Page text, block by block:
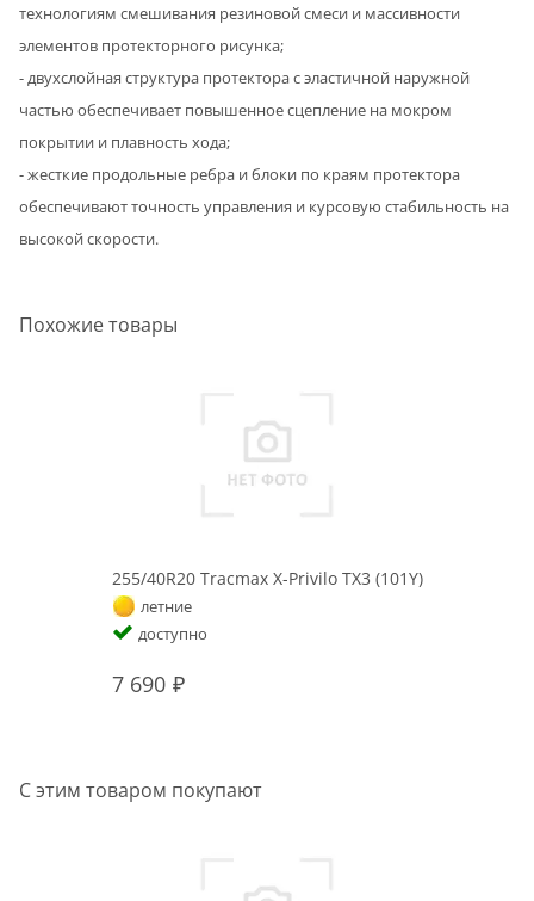
технологиям смешивания резиновой смеси и массивности
элементов протекторного рисунка;
- двухслойная структура протектора с эластичной наружной
частью обеспечивает повышенное сцепление на мокром
покрытии и плавность хода;
- жесткие продольные ребра и блоки по краям протектора
обеспечивают точность управления и курсовую стабильность на
высокой скорости.
Похожие товары
255/40R20 Tracmax X-Privilo TX3 (101Y)
летние
доступно
7 690
С этим товаром покупают